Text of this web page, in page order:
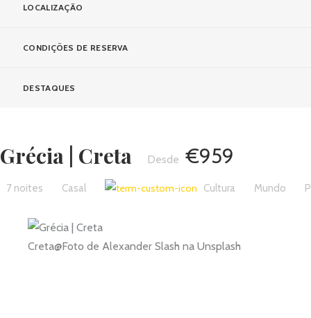
LOCALIZAÇÃO
CONDIÇÕES DE RESERVA
DESTAQUES
Grécia | Creta €959
7 noites Casal Cultura Mundo
Creta@Foto de Alexander Slash na Unsplash